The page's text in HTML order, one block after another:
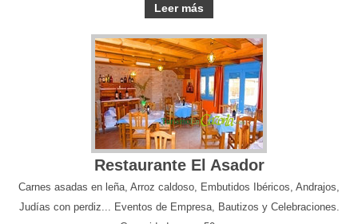
Leer más
Restaurante El Asador
Carnes asadas en leña, Arroz caldoso, Embutidos Ibéricos, Andrajos,
Judías con perdiz... Eventos de Empresa, Bautizos y Celebraciones.